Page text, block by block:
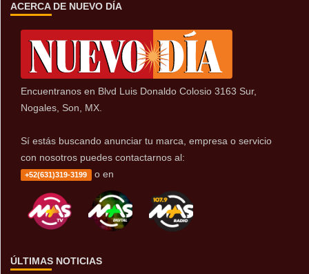
ACERCA DE NUEVO DÍA
Encuentranos en Blvd Luis Donaldo Colosio 3163 Sur,
Nogales, Son, MX.
Sí estás buscando anunciar tu marca, empresa o servicio
con nosotros puedes contactarnos al:
+52(631)319-3199 o en
ÚLTIMAS NOTICIAS